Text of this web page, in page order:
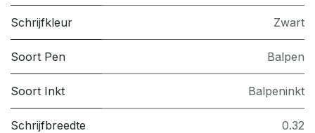
Schrijfkleur Zwart
Soort Pen Balpen
Soort Inkt Balpeninkt
Schrijfbreedte 0.32